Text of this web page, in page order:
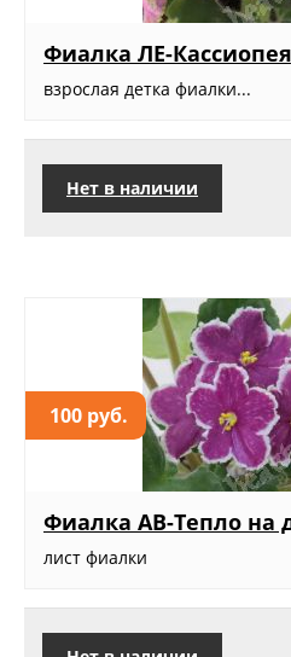
Фиалка ЛЕ-
взрослая детка фиалки...
Нет в наличии
100 руб.
Фиалка АВ-Тепло на
лист фиалки